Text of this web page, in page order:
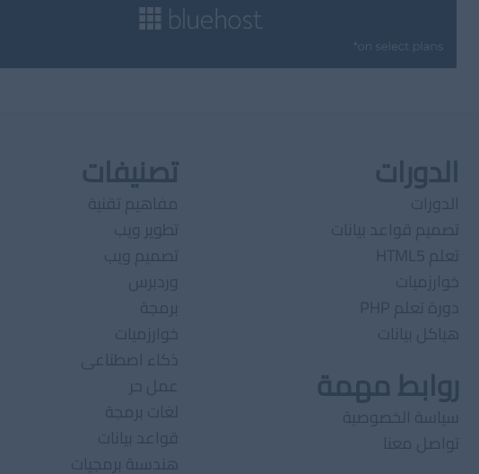
الدورات
الدورات
تصميم قواعد بيانات
تعلم HTML5
خوارزميات
دورة تعلم PHP
هياكل بيانات
روابط مهمة
سياسة الخصوصية
تواصل معنا
تصنيفات
مفاهيم تقنية
تطوير ويب
تصميم ويب
وردبرس
برمجة
خوارزميات
ذكاء اصطناعى
عمل حر
لغات برمجة
قواعد بيانات
هندسىة برمجيات